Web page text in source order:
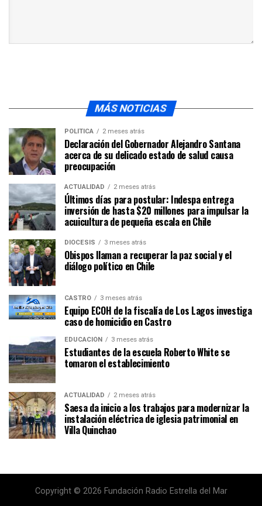
MÁS NOTICIAS
POLÍTICA 2 meses atrás
Declaración del Gobernador Alejandro Santana
acerca de su delicado estado de salud causa
preocupación
ACTUALIDAD 2 meses atrás
Últimos días para postular: Indespa entrega
inversión de hasta $20 millones para impulsar la
acuicultura de pequeña escala en Chile
DIÓCESIS 3 meses atrás
Obispos llaman a recuperar la paz social y el
diálogo político en Chile
CASTRO 3 meses atrás
Equipo ECOH de la fiscalía de Los Lagos investiga
caso de homicidio en Castro
EDUCACIÓN 3 meses atrás
Estudiantes de la escuela Roberto White se
tomaron el establecimiento
ACTUALIDAD 2 meses atrás
Saesa da inicio a los trabajos para modernizar la
instalación eléctrica de iglesia patrimonial en
Villa Quinchao
Copyright © 2026 Fundación Radio Estrella del Mar